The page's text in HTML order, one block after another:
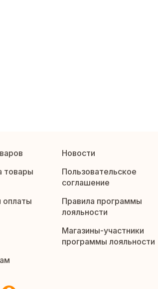
Новости
товары
Пользовательское
соглашение
оплаты
Правила программы
лояльности
Магазины-участники
программы лояльности